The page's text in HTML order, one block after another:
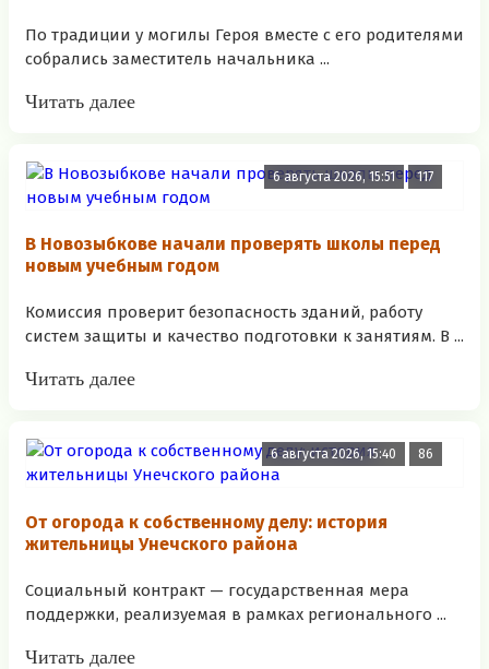
По традиции у могилы Героя вместе с его родителями
собрались заместитель начальника ...
Читать далее
6 августа 2026, 15:51 117
В Новозыбкове начали проверять школы перед
новым учебным годом
Комиссия проверит безопасность зданий, работу
систем защиты и качество подготовки к занятиям. В ...
Читать далее
6 августа 2026, 15:40 86
От огорода к собственному делу: история
жительницы Унечского района
Социальный контракт — государственная мера
поддержки, реализуемая в рамках регионального ...
Читать далее